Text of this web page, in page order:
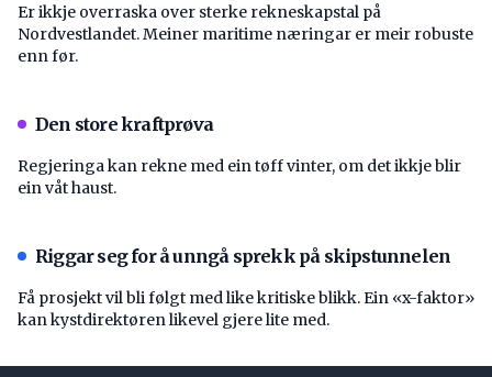
Er ikkje overraska over sterke rekneskapstal på
Nordvestlandet. Meiner maritime næringar er meir robuste
enn før.
Den store kraftprøva
Regjeringa kan rekne med ein tøff vinter, om det ikkje blir
ein våt haust.
Riggar seg for å unngå sprekk på skipstunnelen
Få prosjekt vil bli følgt med like kritiske blikk. Ein «x-faktor»
kan kystdirektøren likevel gjere lite med.